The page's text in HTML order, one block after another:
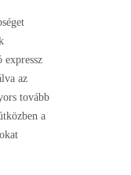
expressz
az
tovább
a